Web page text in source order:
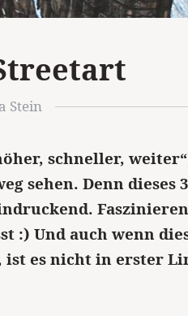
Stein
schneller,
sehen. Denn dieses
:) Und auch wenn
ist es nicht in erster